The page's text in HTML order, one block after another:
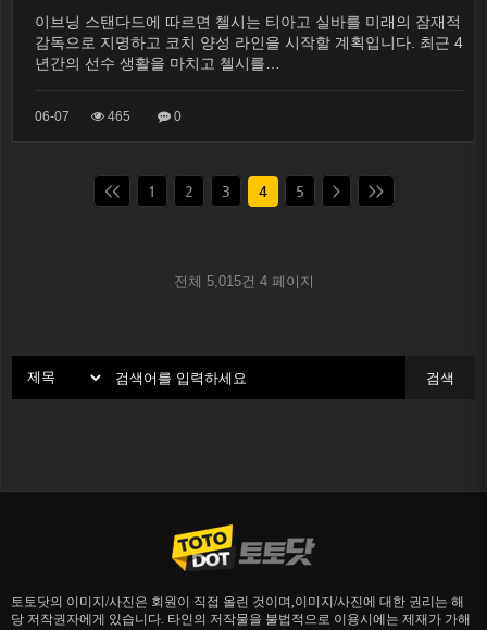
이브닝 스탠다드에 따르면 첼시는 티아고 실바를 미래의 잠재적
감독으로 지명하고 코치 양성 라인을 시작할 계획입니다. 최근 4
년간의 선수 생활을 마치고 첼시를…
06-07 465 0
<< 1 2 3 4 5 > >>
전체 5,015건 4 페이지
검색
토토닷의 이미지/사진은 회원이 직접 올린 것이며,이미지/사진에 대한 권리는 해
당 저작권자에게 있습니다. 타인의 저작물을 불법적으로 이용시에는 제재가 가해